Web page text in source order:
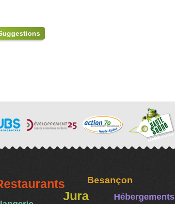
Besançon
Jura Hébergements